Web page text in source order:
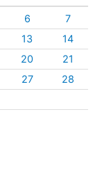
6 7
13
14
20 21
27
28